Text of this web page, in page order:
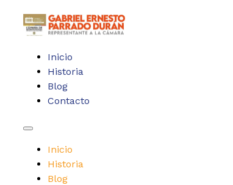
Inicio
Historia
Blog
Contacto
Inicio
Historia
Blog